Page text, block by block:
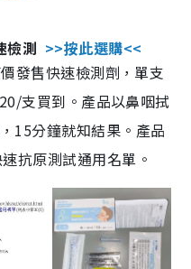
檢測 >>按此選購<<
發售快速檢測劑，單支
支買到。產品以鼻咽拭
15分鐘就知結果。產品
抗原測試通用名單。